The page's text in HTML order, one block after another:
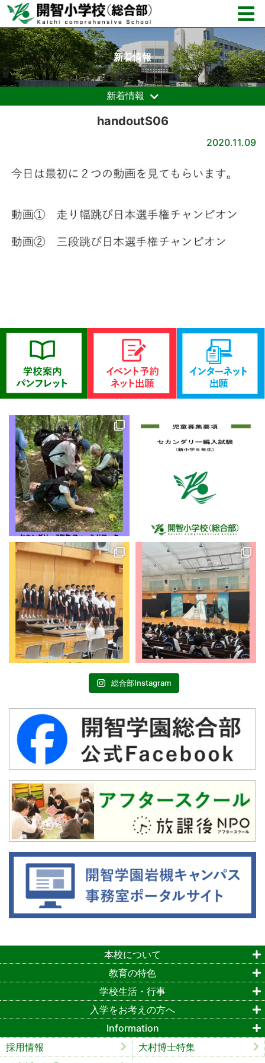
新着情報
新着情報
handoutS06
2020.11.09
総合部Instagram
本校について
教育の特色
学校生活・行事
入学をお考えの方へ
Information
採用情報
大村博士特集